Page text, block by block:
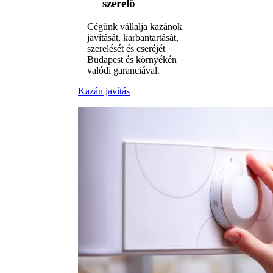
szerelő
Cégünk vállalja kazánok
javítását, karbantartását,
szerelését és cseréjét
Budapest és környékén
valódi garanciával.
Kazán javítás